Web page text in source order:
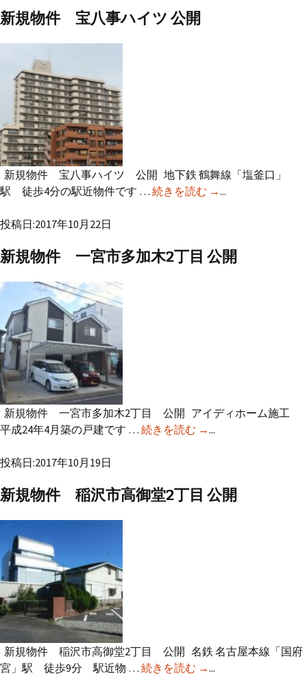
新規物件 宝八事ハイツ 公開
新規物件 宝八事ハイツ 公開 地下鉄 鶴舞線「塩釜口」
駅 徒歩4分の駅近物件です … 続きを読む 新規物件 宝八事
→...
投稿日:2017年10月22日
新規物件 一宮市多加木2丁目 公開
新規物件 一宮市多加木2丁目 公開 アイディホーム施工
平成24年4月築の戸建です … 続きを読む 新規物件 一宮市多
→...
投稿日:2017年10月19日
新規物件 稲沢市高御堂2丁目 公開
新規物件 稲沢市高御堂2丁目 公開 名鉄 名古屋本線「国府
宮」駅 徒歩9分 駅近物 … 続きを読む 新規物件 稲沢市高
→...